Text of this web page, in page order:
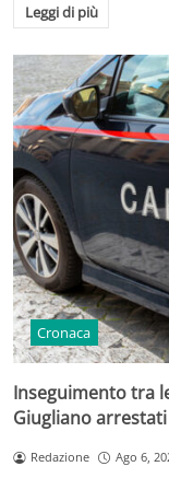
Leggi di più
Cronaca
Inseguimento tra
Giugliano
Redazione Ago 6,